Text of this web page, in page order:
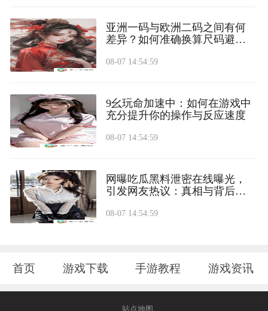
亚洲一码与欧洲二码之间有何
差异？如何准确换算尺码避免
08-07 14:54:59
9幺玩命加速中：如何在游戏中
充分提升你的操作与反应速度
08-07 14:54:59
网曝吃瓜黑料泄密在线曝光，
引发网友热议：真相与背后隐
08-07 14:54:59
首页 游戏下载 手游教程 游戏资讯
站点地图